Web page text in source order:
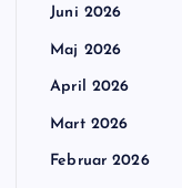
Juni 2026
Maj 2026
April 2026
Mart 2026
Februar 2026